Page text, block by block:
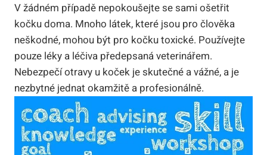
V žádném případě nepokoušejte se sami ošetřit
kočku doma. Mnoho látek, které jsou pro člověka
neškodné, mohou být pro kočku toxické. Používejte
pouze léky a léčiva předepsaná veterinářem.
Nebezpečí otravy u koček je skutečné a vážné, a je
nezbytné jednat okamžitě a profesionálně.